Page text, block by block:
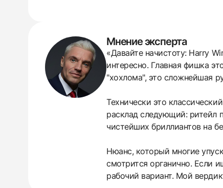
438
285
145
142
205
204
195
150
6
Мнение эксперта
«Давайте начистоту: Harry
интересно. Главная фишка
"хохлома", это сложнейшая
Технически это
расклад следующий: ритейл
чистейших бриллиантов на
Нюанс, который многие
смотрится органично. Если
рабочий вариант. Мой